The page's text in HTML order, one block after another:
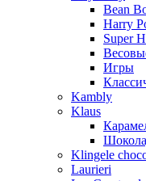
Bean
Harry
Super
Игры
Kambly
Klaus
Klingele
Laurieri